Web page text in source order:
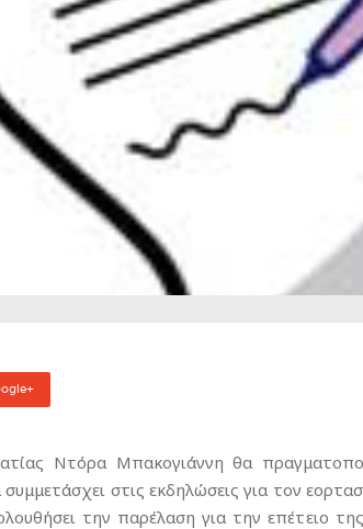
Ντόρα Μπακογιάννη θα
στις εκδηλώσεις για τον
την παρέλαση για την επέτειο